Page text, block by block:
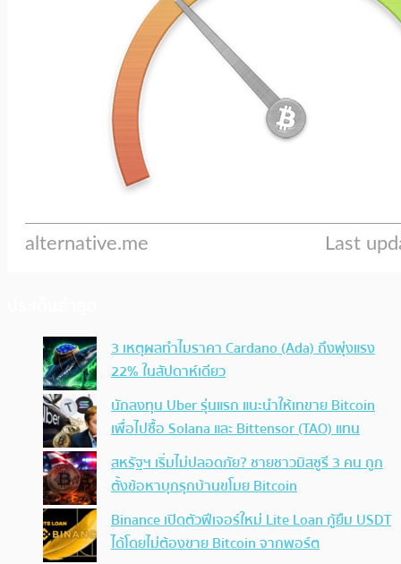
3 เหตุผลทำไมราคา Cardano (Ada) ถึงพุ่งแรง
22% ในสัปดาห์เดียว
นักลงทุน Uber รุ่นแรก แนะนำให้เทขาย Bitcoin
เพื่อไปซื้อ Solana และ Bittensor (TAO) แทน
สหรัฐฯ เริ่มไม่ปลอดภัย? ชายชาวมิสซูรี 3 คน ถูก
ตั้งข้อหาบุกรุกบ้านขโมย Bitcoin
Binance เปิดตัวฟีเจอร์ใหม่ Lite Loan กู้ยืม USDT
ได้โดยไม่ต้องขาย Bitcoin จากพอร์ต